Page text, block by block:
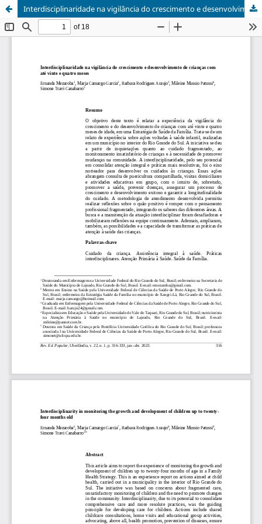
Interdisciplinaridade na vigilância do crescimento e desenvolvimento de crianças com até vinte e quatro meses